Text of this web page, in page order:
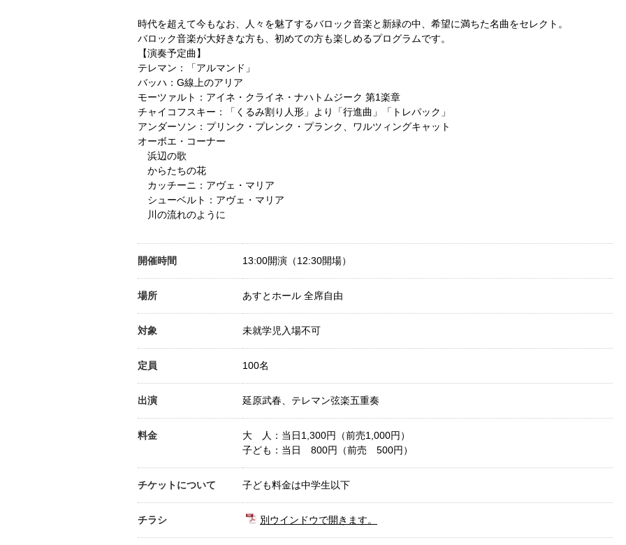
時代を超えて今もなお、人々を魅了するバロック音楽と新緑の中、希望に満ちた名曲をセレクト。
バロック音楽が大好きな方も、初めての方も楽しめるプログラムです。
【演奏予定曲】
テレマン：「アルマンド」
バッハ：G線上のアリア
モーツァルト：アイネ・クライネ・ナハトムジーク 第1楽章
チャイコフスキー：「くるみ割り人形」より「行進曲」「トレパック」
アンダーソン：プリンク・プレンク・プランク、ワルツィングキャット
オーボエ・コーナー
浜辺の歌
からたちの花
カッチーニ：アヴェ・マリア
シューベルト：アヴェ・マリア
川の流れのように
開催時間 13:00開演（12:30開場）
場所 あすとホール 全席自由
対象 未就学児入場不可
定員 100名
出演 延原武春、テレマン弦楽五重奏
料金
大 人：当日1,300円（前売1,000円）
子ども：当日 800円（前売 500円）
チケットについて 子ども料金は中学生以下
チラシ 別ウインドウで開きます。